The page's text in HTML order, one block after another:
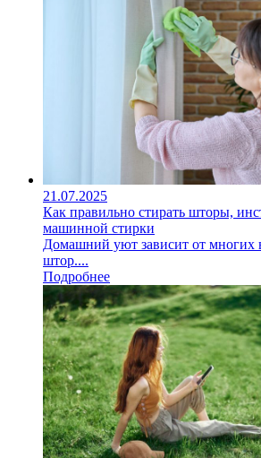
21.07.2025
Как правильно стирать шторы,
машинной стирки
Домашний уют зависит от многих
штор....
Подробнее